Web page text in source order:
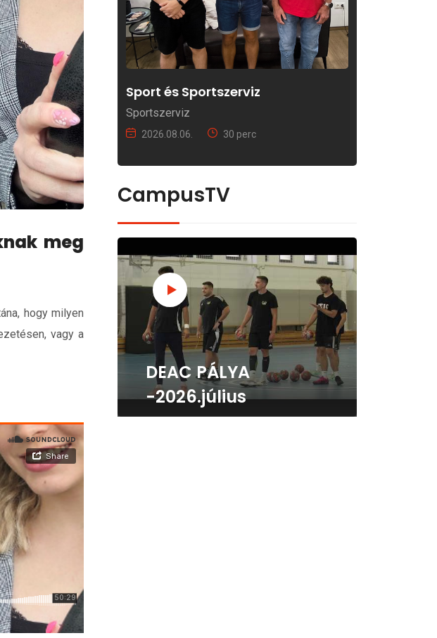
meg
hogy milyen
vagy a
Sport és Sportszerviz
Sportszerviz
2026.08.06. 30 perc
CampusTV
DEAC PÁLYA
-2026.július